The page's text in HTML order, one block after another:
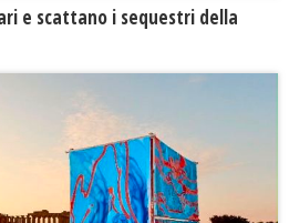
e scattano i sequestri della